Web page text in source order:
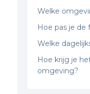
Welke
Hoe pas je de
Welke
Hoe krijg je
omgeving?